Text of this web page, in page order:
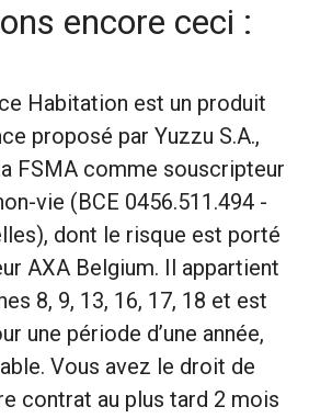
encore ceci :
Habitation est un produit
proposé par Yuzzu S.A.,
FSMA comme souscripteur
vie (BCE 0456.511.494 -
dont le risque est porté
AXA Belgium. Il appartient
8, 9, 13, 16, 17, 18 et est
une période d’une année,
Vous avez le droit de
contrat au plus tard 2 mois